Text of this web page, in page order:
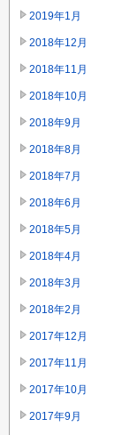
2019年1月
2018年12月
2018年11月
2018年10月
2018年9月
2018年8月
2018年7月
2018年6月
2018年5月
2018年4月
2018年3月
2018年2月
2017年12月
2017年11月
2017年10月
2017年9月